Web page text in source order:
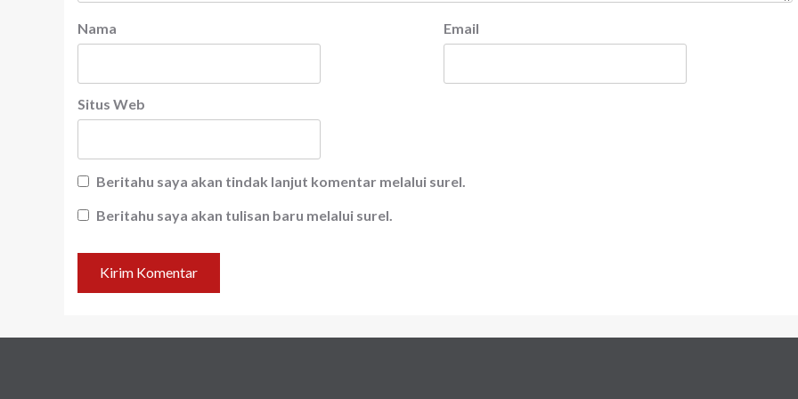
Nama Email
Situs Web
Beritahu saya akan tindak lanjut komentar melalui surel.
Beritahu saya akan tulisan baru melalui surel.